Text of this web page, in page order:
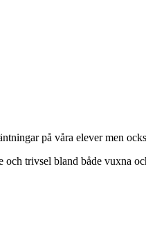
på våra elever men
trivsel bland både vuxna